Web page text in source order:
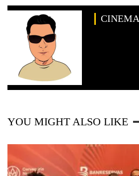
YOU MIGHT ALSO LIKE